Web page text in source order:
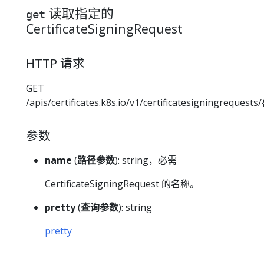
get 读取指定的
CertificateSigningRequest
HTTP 请求
GET
/apis/certificates.k8s.io/v1/
参数
name (路径参数): string，必需
CertificateSigningRequest 的名称。
pretty(查询参数): string
pretty